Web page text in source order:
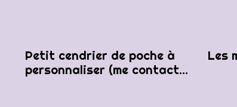
Petit cendrier de poche à
personnaliser (me contacter
%
Les